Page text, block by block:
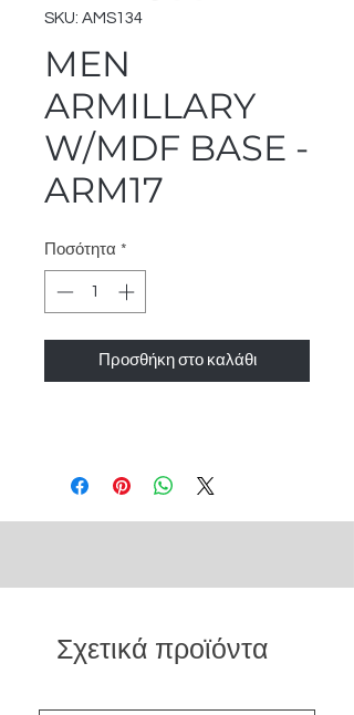
SKU: AMS134
MEN
ARMILLARY
W/MDF BASE -
ARM17
Ποσότητα *
Προσθήκη στο καλάθι
Σχετικά προϊόντα